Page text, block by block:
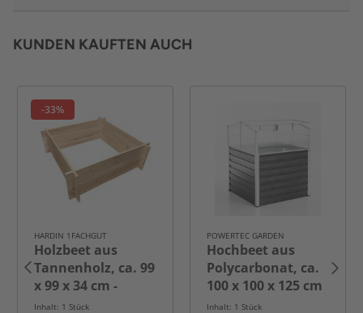
KUNDEN KAUFTEN AUCH
-33%
HARDIN 1FACHGUT
Holzbeet aus
Tannenholz, ca. 99
x 99 x 34 cm -
Natur
Inhalt: 1 Stück
POWERTEC GARDEN
Hochbeet aus
Polycarbonat, ca.
100 x 100 x 125 cm
- Anthrazit
Inhalt: 1 Stück